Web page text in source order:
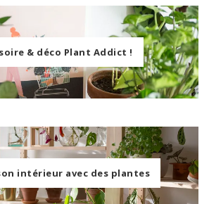
& déco Plant Addict !
intérieur avec des plantes